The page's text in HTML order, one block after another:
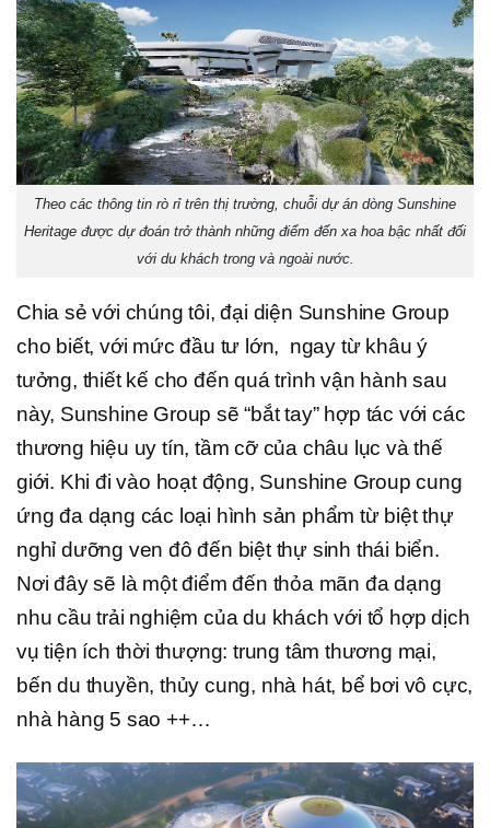
Theo các thông tin rò rỉ trên thị trường, chuỗi dự án dòng Sunshine
Heritage được dự đoán trở thành những điểm đến xa hoa bậc nhất đối
với du khách trong và ngoài nước.
Chia sẻ với chúng tôi, đại diện Sunshine Group
cho biết, với mức đầu tư lớn, ngay từ khâu ý
tưởng, thiết kế cho đến quá trình vận hành sau
này, Sunshine Group sẽ “bắt tay” hợp tác với các
thương hiệu uy tín, tầm cỡ của châu lục và thế
giới. Khi đi vào hoạt động, Sunshine Group cung
ứng đa dạng các loại hình sản phẩm từ biệt thự
nghỉ dưỡng ven đô đến biệt thự sinh thái biển.
Nơi đây sẽ là một điểm đến thỏa mãn đa dạng
nhu cầu trải nghiệm của du khách với tổ hợp dịch
vụ tiện ích thời thượng: trung tâm thương mại,
bến du thuyền, thủy cung, nhà hát, bể bơi vô cực,
nhà hàng 5 sao ++…